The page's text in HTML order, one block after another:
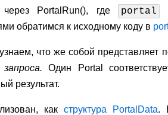
через PortalRun(), где
portal
обратимся к исходному коду в
что же собой представляет
Один Portal
результат.
как структура PortalData.